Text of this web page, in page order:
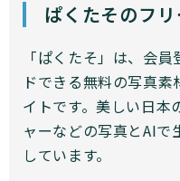
ぱくたそのフ
「ぱくたそ」は、会
ドできる無料の写真
イトです。美しい日本
ャーなどの写真とAIで
しています。